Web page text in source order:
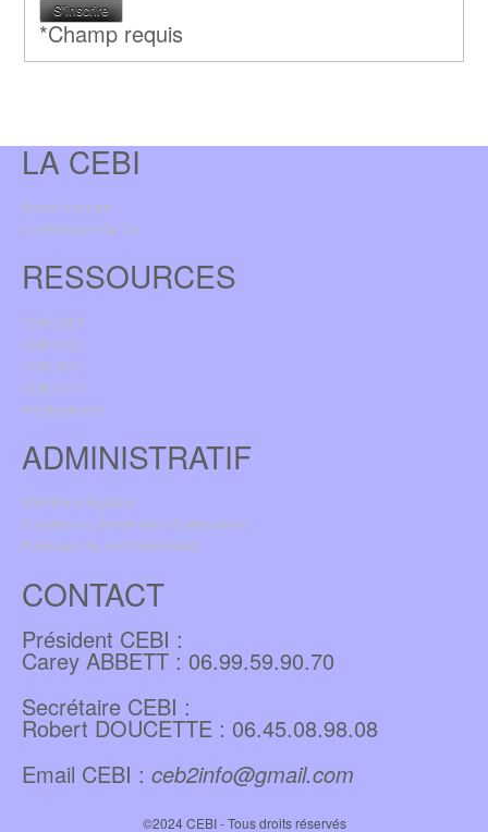
*Champ requis
LA CEBI
Notre histoire
Confession de foi
RESSOURCES
CEBI 2023
CEBI 2022
CEBI 2021
CEBI 2019
Prédications
ADMINISTRATIF
Mentions légales
Conditions Générales d'Utilisation
Politique de confidentialité
CONTACT
Président CEBI :
Carey ABBETT : 06.99.59.90.70
Secrétaire CEBI :
Robert DOUCETTE : 06.45.08.98.08
Email CEBI : ceb2info@gmail.com
©2024 CEBI - Tous droits réservés